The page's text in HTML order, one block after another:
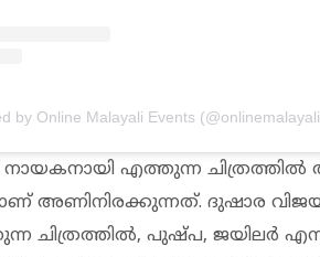
by Online Malayali Events
എത്തുന്ന ചിത്രത്തിൽ
അണിനിരക്കുന്നത്. ദുഷാര
ചിത്രത്തിൽ, പുഷ്പ, ജയിലർ